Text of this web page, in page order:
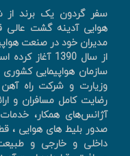
سفر گردون یک برند
هوایی آدینه گشت عالی
مدیران خود در صنعت
از سال 1390
سازمان هواپیمایی
وزیارت و شرکت راه
رضایت کامل مسافران و
آژانس‌های همکار، خدمات
صدور بليط های هوايی ،
داخلی و خارجی و